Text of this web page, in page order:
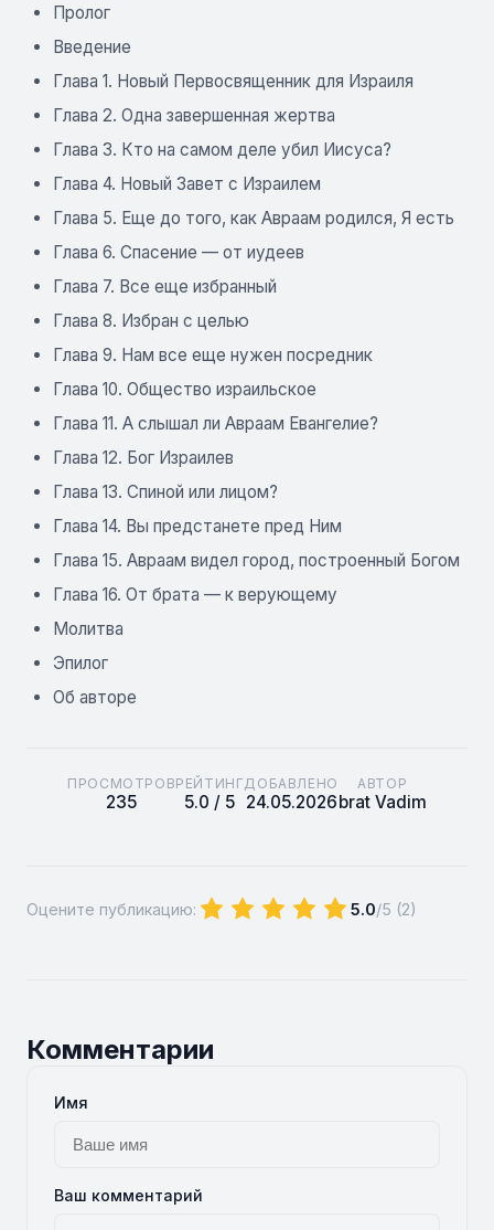
Пролог
Введение
Глава 1. Новый Первосвященник для Израиля
Глава 2. Одна завершенная жертва
Глава 3. Кто на самом деле убил Иисуса?
Глава 4. Новый Завет с Израилем
Глава 5. Еще до того, как Авраам родился, Я есть
Глава 6. Спасение — от иудеев
Глава 7. Все еще избранный
Глава 8. Избран с целью
Глава 9. Нам все еще нужен посредник
Глава 10. Общество израильское
Глава 11. А слышал ли Авраам Евангелие?
Глава 12. Бог Израилев
Глава 13. Спиной или лицом?
Глава 14. Вы предстанете пред Ним
Глава 15. Авраам видел город, построенный Богом
Глава 16. От брата — к верующему
Молитва
Эпилог
Об авторе
ПРОСМОТРОВ
235
РЕЙТИНГ
5.0 / 5
ДОБАВЛЕНО
24.05.2026
АВТОР
brat Vadim
Оцените публикацию: 5.0/5 (2)
Комментарии
Имя
Ваш комментарий